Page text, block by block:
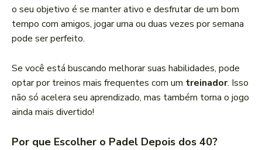
o seu objetivo é se manter ativo e desfrutar de um bom
tempo com amigos, jogar uma ou duas vezes por semana
pode ser perfeito.
Se você está buscando melhorar suas habilidades, pode
optar por treinos mais frequentes com um treinador. Isso
não só acelera seu aprendizado, mas também torna o jogo
ainda mais divertido!
Por que Escolher o Padel Depois dos 40?